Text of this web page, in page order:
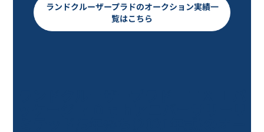
ランドクルーザープラドのオークション実績一
覧はこちら